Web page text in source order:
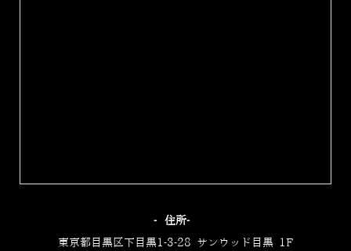
‐住所‐
東京都目黒区下目黒1-3-28 サンウッド目黒 1F